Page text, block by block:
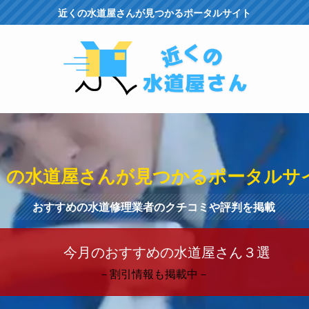
近くの水道屋さんが見つかるポータルサイト
の水道屋さんが見つかるポータルサ
おすすめの水道修理業者のクチコミや評判を掲載
今月のおすすめの水道屋さん３選
－割引情報も掲載中－